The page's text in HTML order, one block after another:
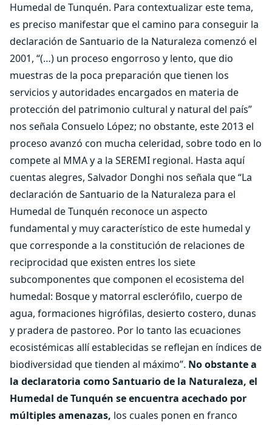
Humedal de Tunquén. Para contextualizar este tema,
es preciso manifestar que el camino para conseguir la
declaración de Santuario de la Naturaleza comenzó el
2001, “(…) un proceso engorroso y lento, que dio
muestras de la poca preparación que tienen los
servicios y autoridades encargados en materia de
protección del patrimonio cultural y natural del país”
nos señala Consuelo López; no obstante, este 2013 el
proceso avanzó con mucha celeridad, sobre todo en lo
compete al MMA y a la SEREMI regional. Hasta aquí
cuentas alegres, Salvador Donghi nos señala que “La
declaración de Santuario de la Naturaleza para el
Humedal de Tunquén reconoce un aspecto
fundamental y muy característico de este humedal y
que corresponde a la constitución de relaciones de
reciprocidad que existen entres los siete
subcomponentes que componen el ecosistema del
humedal: Bosque y matorral esclerófilo, cuerpo de
agua, formaciones higrófilas, desierto costero, dunas
y pradera de pastoreo. Por lo tanto las ecuaciones
ecosistémicas allí establecidas se reflejan en índices de
biodiversidad que tienden al máximo”. No obstante a
la declaratoria como Santuario de la Naturaleza, el
Humedal de Tunquén se encuentra acechado por
múltiples amenazas, los cuales ponen en franco